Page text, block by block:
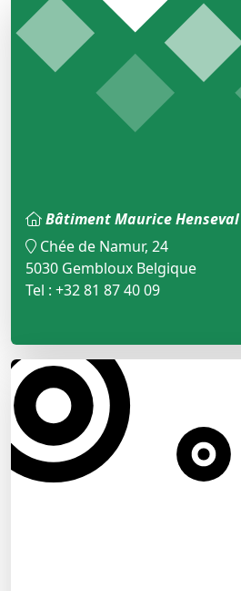
Bâtiment Maurice Henseval
Chée de Namur, 24
5030 Gembloux Belgique
Tel : +32 81 87 40 09